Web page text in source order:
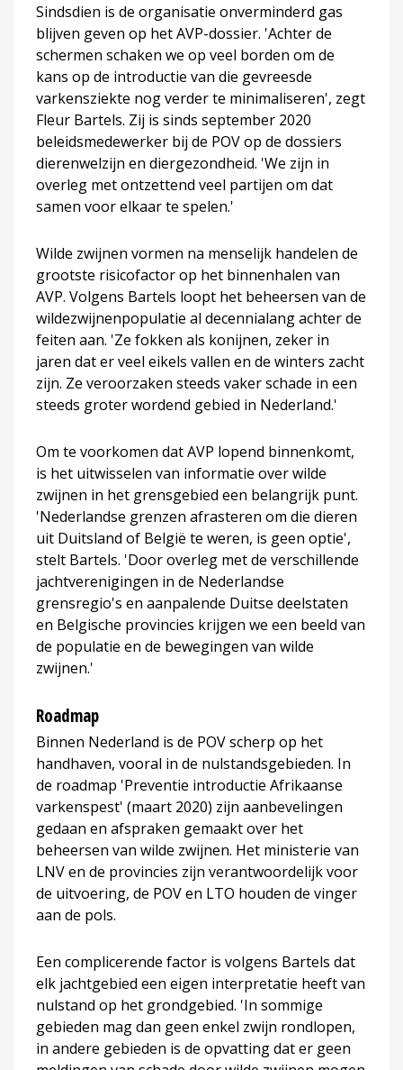
Sindsdien is de organisatie onverminderd gas
blijven geven op het AVP-dossier. 'Achter de
schermen schaken we op veel borden om de
kans op de introductie van die gevreesde
varkensziekte nog verder te minimaliseren', zegt
Fleur Bartels. Zij is sinds september 2020
beleidsmedewerker bij de POV op de dossiers
dierenwelzijn en diergezondheid. 'We zijn in
overleg met ontzettend veel partijen om dat
samen voor elkaar te spelen.'
Wilde zwijnen vormen na menselijk handelen de
grootste risicofactor op het binnenhalen van
AVP. Volgens Bartels loopt het beheersen van de
wildezwijnenpopulatie al decennialang achter de
feiten aan. 'Ze fokken als konijnen, zeker in
jaren dat er veel eikels vallen en de winters zacht
zijn. Ze veroorzaken steeds vaker schade in een
steeds groter wordend gebied in Nederland.'
Om te voorkomen dat AVP lopend binnenkomt,
is het uitwisselen van informatie over wilde
zwijnen in het grensgebied een belangrijk punt.
'Nederlandse grenzen afrasteren om die dieren
uit Duitsland of België te weren, is geen optie',
stelt Bartels. 'Door overleg met de verschillende
jachtverenigingen in de Nederlandse
grensregio's en aanpalende Duitse deelstaten
en Belgische provincies krijgen we een beeld van
de populatie en de bewegingen van wilde
zwijnen.'
Roadmap
Binnen Nederland is de POV scherp op het
handhaven, vooral in de nulstandsgebieden. In
de roadmap 'Preventie introductie Afrikaanse
varkenspest' (maart 2020) zijn aanbevelingen
gedaan en afspraken gemaakt over het
beheersen van wilde zwijnen. Het ministerie van
LNV en de provincies zijn verantwoordelijk voor
de uitvoering, de POV en LTO houden de vinger
aan de pols.
Een complicerende factor is volgens Bartels dat
elk jachtgebied een eigen interpretatie heeft van
nulstand op het grondgebied. 'In sommige
gebieden mag dan geen enkel zwijn rondlopen,
in andere gebieden is de opvatting dat er geen